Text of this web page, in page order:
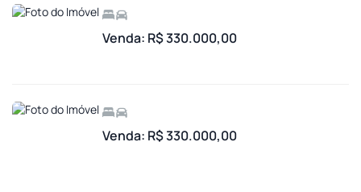
Venda: R$ 330.000,00
Venda: R$ 330.000,00